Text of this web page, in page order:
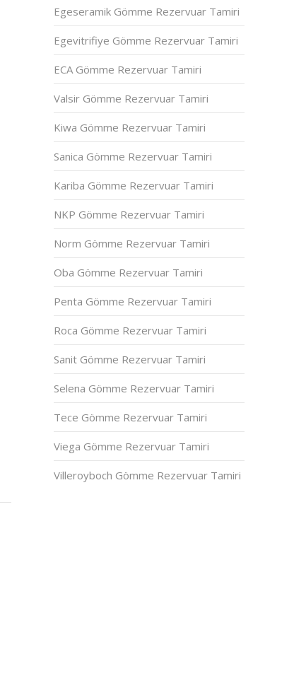
Egeseramik Gömme Rezervuar Tamiri
Egevitrifiye Gömme Rezervuar Tamiri
ECA Gömme Rezervuar Tamiri
Valsir Gömme Rezervuar Tamiri
Kiwa Gömme Rezervuar Tamiri
Sanica Gömme Rezervuar Tamiri
Kariba Gömme Rezervuar Tamiri
NKP Gömme Rezervuar Tamiri
Norm Gömme Rezervuar Tamiri
Oba Gömme Rezervuar Tamiri
Penta Gömme Rezervuar Tamiri
Roca Gömme Rezervuar Tamiri
Sanit Gömme Rezervuar Tamiri
Selena Gömme Rezervuar Tamiri
Tece Gömme Rezervuar Tamiri
Viega Gömme Rezervuar Tamiri
Villeroyboch Gömme Rezervuar Tamiri